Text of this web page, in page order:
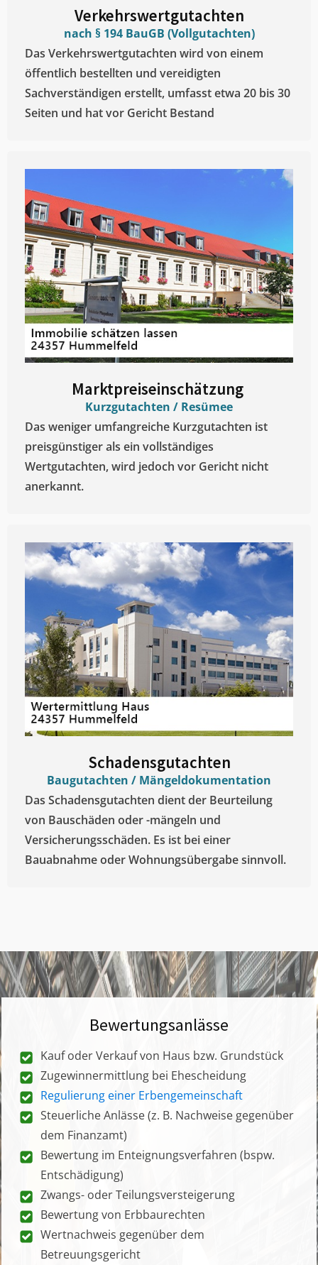
Verkehrswertgutachten
nach § 194 BauGB (Vollgutachten)
Das Verkehrswertgutachten wird von einem
öffentlich bestellten und vereidigten
Sachverständigen erstellt, umfasst etwa 20 bis 30
Seiten und hat vor Gericht Bestand
Marktpreiseinschätzung ​
Kurzgutachten / Resümee
Das weniger umfangreiche Kurzgutachten ist
preisgünstiger als ein vollständiges
Wertgutachten, wird jedoch vor Gericht nicht
anerkannt.
Schadensgutachten
Baugutachten / Mängeldokumentation
Das Schadensgutachten dient der Beurteilung
von Bauschäden oder -mängeln und
Versicherungsschäden. Es ist bei einer
Bauabnahme oder Wohnungsübergabe sinnvoll.
Bewertungsanlässe
Kauf oder Verkauf von Haus bzw. Grundstück
Zugewinnermittlung bei Ehescheidung
Regulierung einer Erbengemeinschaft
Steuerliche Anlässe (z. B. Nachweise gegenüber
dem Finanzamt)
Bewertung im Enteignungsverfahren (bspw.
Entschädigung)
Zwangs- oder Teilungsversteigerung
Bewertung von Erbbaurechten
Wertnachweis gegenüber dem
Betreuungsgericht